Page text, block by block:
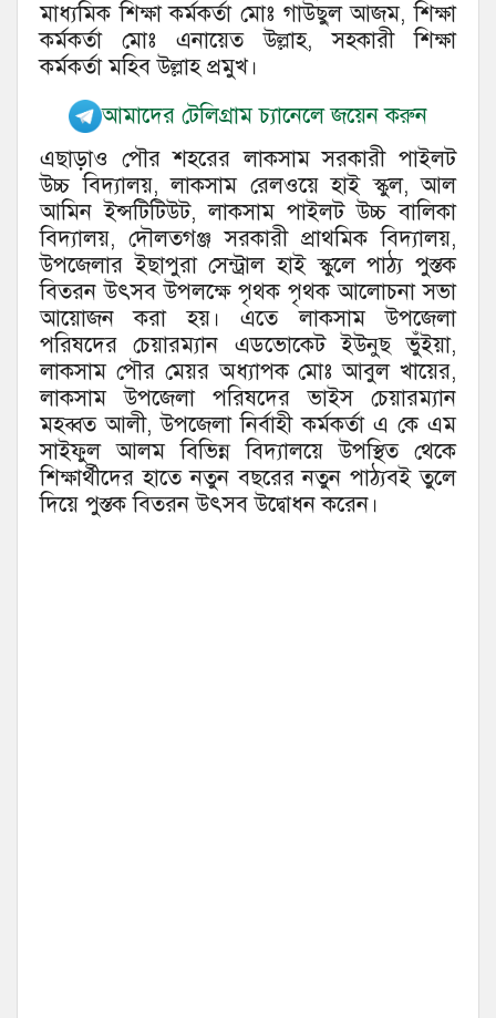
মাধ্যমিক শিক্ষা কর্মকর্তা মোঃ গাউছুল আজম, শিক্ষা
কর্মকর্তা মোঃ এনায়েত উল্লাহ, সহকারী শিক্ষা
কর্মকর্তা মহিব উল্লাহ প্রমুখ।
আমাদের টেলিগ্রাম চ্যানেলে জয়েন করুন
এছাড়াও পৌর শহরের লাকসাম সরকারী পাইলট
উচ্চ বিদ্যালয়, লাকসাম রেলওয়ে হাই স্কুল, আল
আমিন ইন্সটিটিউট, লাকসাম পাইলট উচ্চ বালিকা
বিদ্যালয়, দৌলতগঞ্জ সরকারী প্রাথমিক বিদ্যালয়,
উপজেলার ইছাপুরা সেন্ট্রাল হাই স্কুলে পাঠ্য পুস্তক
বিতরন উৎসব উপলক্ষে পৃথক পৃথক আলোচনা সভা
আয়োজন করা হয়। এতে লাকসাম উপজেলা
পরিষদের চেয়ারম্যান এডভোকেট ইউনুছ ভুঁইয়া,
লাকসাম পৌর মেয়র অধ্যাপক মোঃ আবুল খায়ের,
লাকসাম উপজেলা পরিষদের ভাইস চেয়ারম্যান
মহব্বত আলী, উপজেলা নির্বাহী কর্মকর্তা এ কে এম
সাইফুল আলম বিভিন্ন বিদ্যালয়ে উপস্থিত থেকে
শিক্ষার্থীদের হাতে নতুন বছরের নতুন পাঠ্যবই তুলে
দিয়ে পুস্তক বিতরন উৎসব উদ্বোধন করেন।